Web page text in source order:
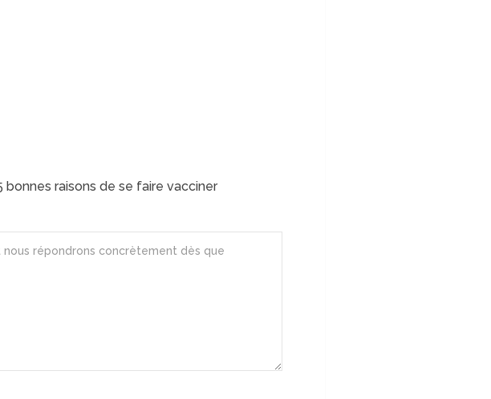
raisons de se faire vacciner